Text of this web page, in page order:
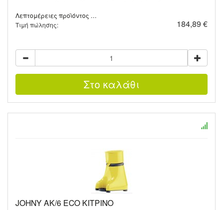
Λεπτομέρειες προϊόντος …
Τιμή πώλησης:
184,89 €
JOHNY AK/6 ECO ΚΙΤΡΙΝΟ